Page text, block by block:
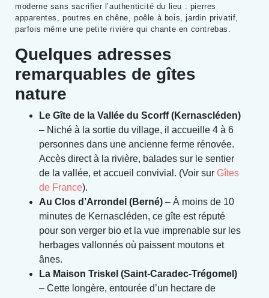
moderne sans sacrifier l’authenticité du lieu : pierres
apparentes, poutres en chêne, poêle à bois, jardin privatif,
parfois même une petite rivière qui chante en contrebas.
Quelques adresses
remarquables de gîtes
nature
Le Gîte de la Vallée du Scorff (Kernascléden)
– Niché à la sortie du village, il accueille 4 à 6
personnes dans une ancienne ferme rénovée.
Accès direct à la rivière, balades sur le sentier
de la vallée, et accueil convivial. (Voir sur Gîtes
de France).
Au Clos d’Arrondel (Berné) – À moins de 10
minutes de Kernascléden, ce gîte est réputé
pour son verger bio et la vue imprenable sur les
herbages vallonnés où paissent moutons et
ânes.
La Maison Triskel (Saint-Caradec-Trégomel)
– Cette longère, entourée d’un hectare de